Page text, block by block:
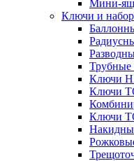
Мини-
Ключи и
Трубные
Ключи
Ключи
Ключи